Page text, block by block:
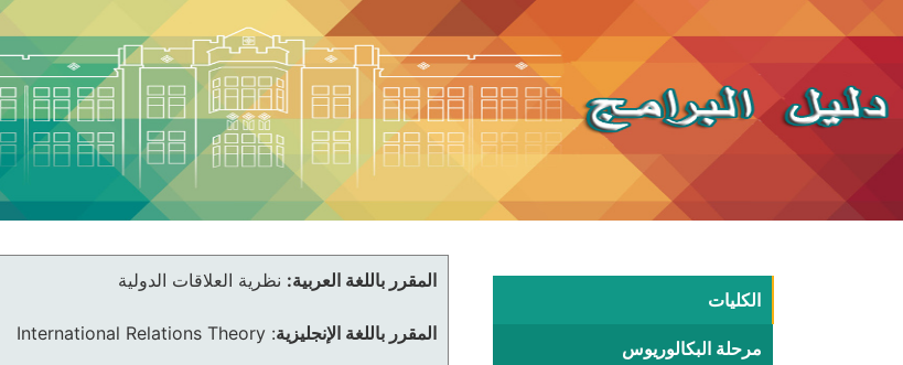
الكليات
مرحلة البكالوريوس
المقرر باللغة العربية: نظرية العلاقات الدولية
المقرر باللغة الإنجليزية:
International Relations Theory